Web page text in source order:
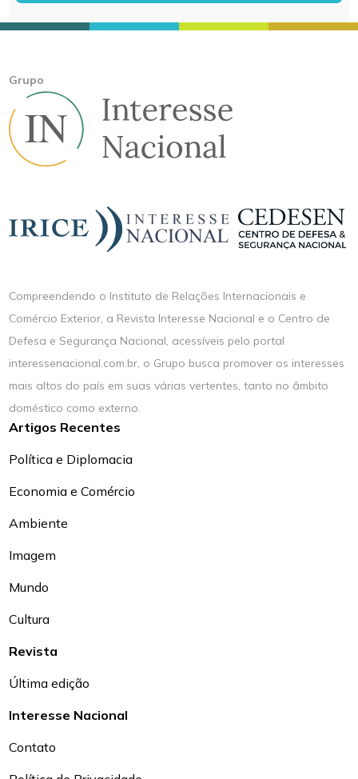
Grupo
Compreendendo o Instituto de Relações Internacionais e
Comércio Exterior, a Revista Interesse Nacional e o Centro de
Defesa e Segurança Nacional, acessíveis pelo portal
interessenacional.com.br, o Grupo busca promover os interesses
mais altos do país em suas várias vertentes, tanto no âmbito
doméstico como externo.
Artigos Recentes
Política e Diplomacia
Economia e Comércio
Ambiente
Imagem
Mundo
Cultura
Revista
Última edição
Interesse Nacional
Contato